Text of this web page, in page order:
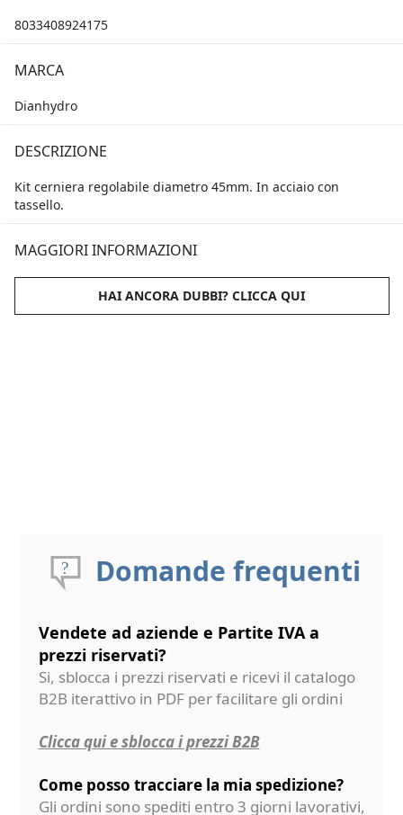
8033408924175
MARCA
Dianhydro
DESCRIZIONE
Kit cerniera regolabile diametro 45mm. In acciaio con
tassello.
MAGGIORI INFORMAZIONI
HAI ANCORA DUBBI? CLICCA QUI
Domande frequenti
Vendete ad aziende e Partite IVA a
prezzi riservati?
Si, sblocca i prezzi riservati e ricevi il catalogo
B2B iterattivo in PDF per facilitare gli ordini
Clicca qui e sblocca i prezzi B2B
Come posso tracciare la mia spedizione?
Gli ordini sono spediti entro 3 giorni lavorativi,